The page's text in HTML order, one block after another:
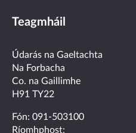
on
facebook
on
twitter
Teagmháil
Údarás na Gaeltachta
Na Forbacha
Co. na Gaillimhe
H91 TY22
Fón: 091-503100
Ríomhphost: